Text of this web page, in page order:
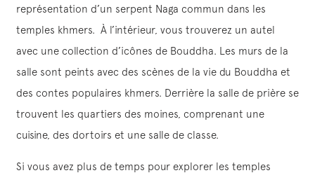
représentation d’un serpent Naga commun dans les
temples khmers. À l’intérieur, vous trouverez un autel
avec une collection d’icônes de Bouddha. Les murs de la
salle sont peints avec des scènes de la vie du Bouddha et
des contes populaires khmers. Derrière la salle de prière se
trouvent les quartiers des moines, comprenant une
cuisine, des dortoirs et une salle de classe.
Si vous avez plus de temps pour explorer les temples